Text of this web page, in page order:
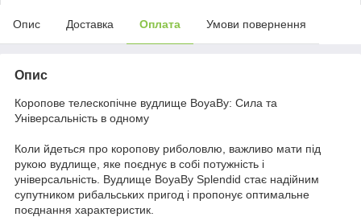
Опис Доставка Оплата Умови повернення
Опис
Коропове телескопічне вудлище BoyaBy: Сила та
Універсальність в одному
Коли йдеться про коропову риболовлю, важливо мати під
рукою вудлище, яке поєднує в собі потужність і
універсальність. Вудлище BoyaBy Splendid стає надійним
супутником рибальських пригод і пропонує оптимальне
поєднання характеристик.